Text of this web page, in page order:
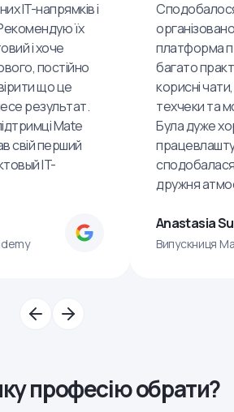
IT-напрямків і
їх
і хоче
постійно
що це
результат.
Mate
свій перший
IT-
платформа
багато
корисні
техчеки та
Була дуже
дружня
Anastasia
Випускниця
професію обрати?